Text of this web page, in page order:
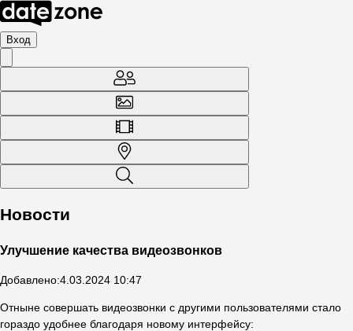
Вход
Новости
Улучшение качества видеозвонков
Добавлено:4.03.2024 10:47
Отныне совершать видеозвонки с другими пользователями стало
гораздо удобнее благодаря новому интерфейсу: